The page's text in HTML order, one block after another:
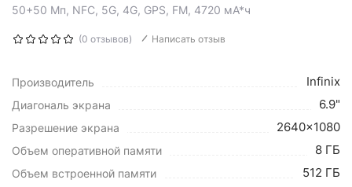
50+50 Мп, NFC, 5G, 4G, GPS, FM, 4720 мА*ч
(0 отзывов) Написать отзыв
Производитель Infinix
Диагональ экрана 6.9"
Разрешение экрана 2640x1080
Объем оперативной памяти 8 ГБ
Объем встроенной памяти 512 ГБ